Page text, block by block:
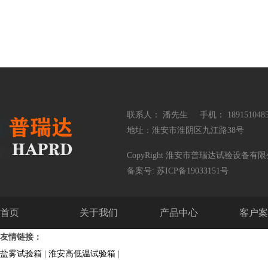
联系人： 潘先生
手机：
地址：淮安市淮阴区九江路38号
CopyRight 淮安市普瑞达试验设备有限
备案号: 苏ICP备19033151号
首页 关于我们 产品中心 客户
友情链接：
盐雾试验箱
淮安高低温试验箱